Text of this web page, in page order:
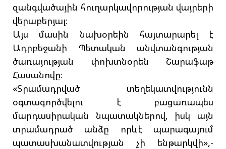
զանգվածային հուղարկավորության վայրերի
վերաբերյալ։
Այս մասին նախօրեին հայտարարել է
Ադրբեջանի Պետական անվտանգության
ծառայության փոխտնօրեն Շարաֆաթ
Հասանովը։
«Տրամադրված տեղեկատվությունն
օգտագործվելու է բացառապես
մարդասիրական նպատակներով, իսկ այն
տրամադրած անձը որևէ պարագայում
պատասխանատվության չի ենթարկվի»,-